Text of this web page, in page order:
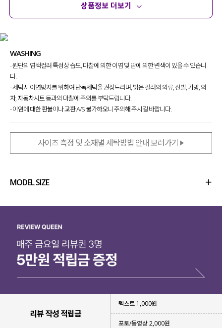
상품정보 더보기
WASHING
- 원단의 염색컬러 특성상 습도, 마찰에 의한 이염 및 땀에 의한 변색이 있을 수 있습니
다.
- 세탁시 이염방지를 위하여 단독세탁을 권장드리며, 밝은 컬러의 의류, 신발, 가방, 의
자, 자동차시트 등과의 마찰에 주의를 부탁드립니다.
- 이염에 대한 환불이나 교환 A/S 불가하오니 주의해 주시길 바랍니다.
사이즈 측정 및 소재별 세탁방법 안내 보러가기
MODEL SIZE
리뷰 작성 적립금
텍스트 1,000원
포토/동영상 2,000원